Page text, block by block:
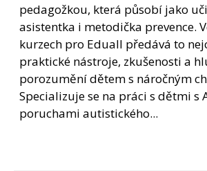
pedagožkou, která působí jako
asistentka i metodička prevence.
kurzech pro Eduall předává to
praktické nástroje, zkušenosti a
porozumění dětem s náročným
Specializuje se na práci s dětmi s
poruchami autistického...